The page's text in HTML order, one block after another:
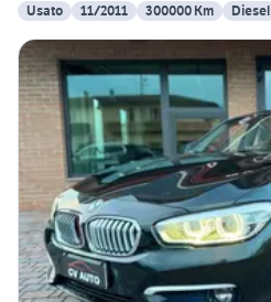
Usato
11/2011 300000 Km Diesel